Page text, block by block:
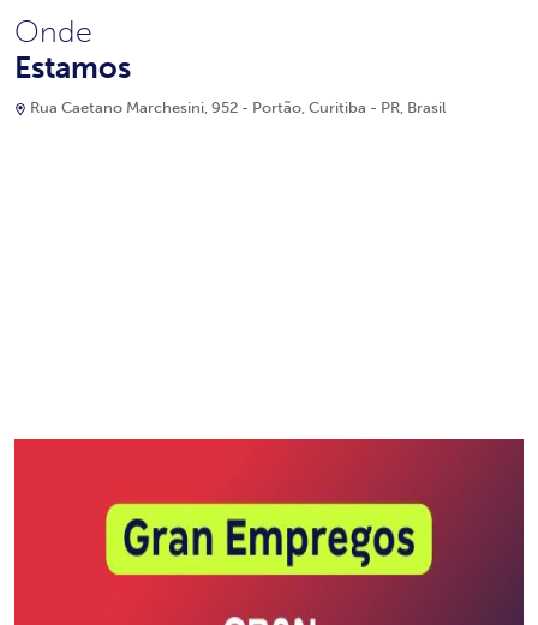
Onde
Estamos
Rua Caetano Marchesini, 952 - Portão, Curitiba - PR, Brasil